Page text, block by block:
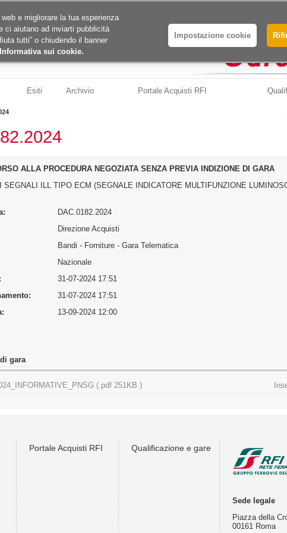
Esiti Archivio Portale Acquisti RFI
ALLA PROCEDURA NEGOZIATA SENZA PREVIA INDIZIONE DI GARA
SEGNALI ILL TIPO ECM (SEGNALE INDICATORE MULTIFUNZIONE
DAC.0182.2024
Direzione Acquisti
Bandi - Forniture- Gara Telematica
Nazionale
31-07-2024 17:51
31-07-2024 17:51
13-09-2024 12:00
gara
(.pdf 251KB )
Portale Acquisti RFI Qualificazione e gare
Sede legale
Piazza della
00161 Roma
e migliorare la tua esperienza
ci aiutano ad inviarti pubblicità
tutti” o chiudendo il banner
sui cookie.
Impostazione cookie